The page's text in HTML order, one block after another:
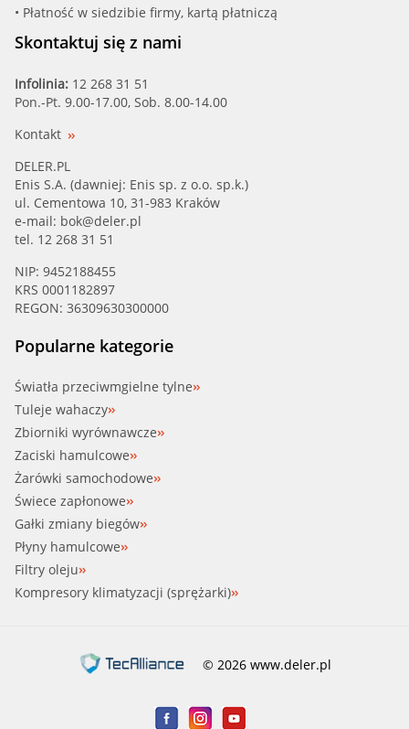
• Płatność w siedzibie firmy, kartą płatniczą
Skontaktuj się z nami
Infolinia: 12 268 31 51
Pon.-Pt. 9.00-17.00, Sob. 8.00-14.00
Kontakt
DELER.PL
Enis S.A. (dawniej: Enis sp. z o.o. sp.k.)
ul. Cementowa 10, 31-983 Kraków
e-mail: bok@deler.pl
tel. 12 268 31 51
NIP: 9452188455
KRS 0001182897
REGON: 36309630300000
Popularne kategorie
Światła przeciwmgielne tylne
Tuleje wahaczy
Zbiorniki wyrównawcze
Zaciski hamulcowe
Żarówki samochodowe
Świece zapłonowe
Gałki zmiany biegów
Płyny hamulcowe
Filtry oleju
Kompresory klimatyzacji (sprężarki)
© 2026 www.deler.pl